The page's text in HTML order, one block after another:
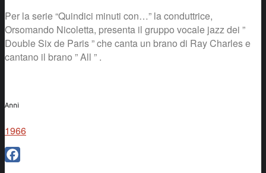
Per la serie “Quindici minuti con…” la conduttrice,
Orsomando Nicoletta, presenta il gruppo vocale jazz dei ”
Double Six de Paris ” che canta un brano di Ray Charles e
cantano il brano ” All ” .
Anni
1966